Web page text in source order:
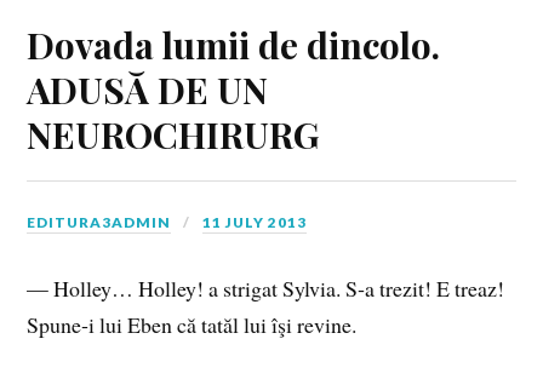
Dovada lumii de dincolo.
ADUSĂ DE UN
NEUROCHIRURG
EDITURA3ADMIN 11 JULY 2013
— Holley… Holley! a strigat Sylvia. S‑a trezit! E treaz!
Spune‑i lui Eben că tatăl lui îşi revine.